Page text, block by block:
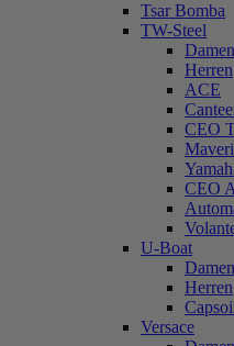
Tsar Bomba
TW-Steel
Damen
Herren
ACE
CEO
CEO
U-Boat
Damen
Herren
Versace